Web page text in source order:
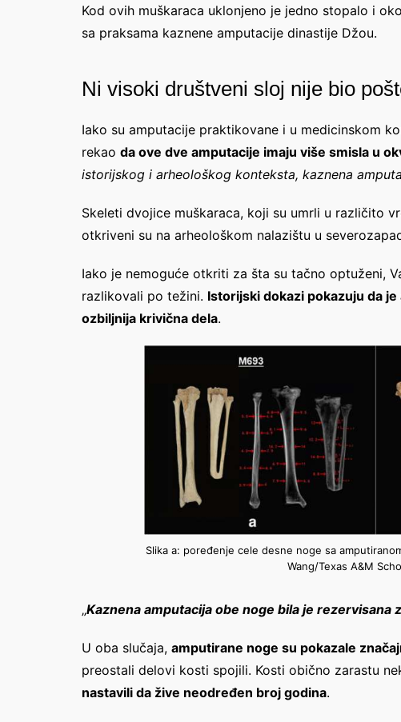
Kod ovih muškaraca uklonjeno je jedno stopalo i
sa praksama kaznene amputacije dinastije Džou.
Ni visoki društveni sloj nije bio
Iako su amputacije praktikovane i u medicinskom
rekao da ove dve amputacije imaju više smisla u
istorijskog i arheološkog konteksta, kaznena
Skeleti dvojice muškaraca, koji su umrli u različito
otkriveni su na arheološkom nalazištu u
Iako je nemoguće otkriti za šta su tačno optuženi,
razlikovali po težini. Istorijski dokazi pokazuju da
ozbiljnija krivična dela.
Slika a: poređenje cele desne noge sa
Wang/Texas A&M
„Kaznena amputacija obe noge bila je rezervisana
U oba slučaja, amputirane noge su pokazale
preostali delovi kosti spojili. Kosti obično zarastu
nastavili da žive neodređen broj godina.